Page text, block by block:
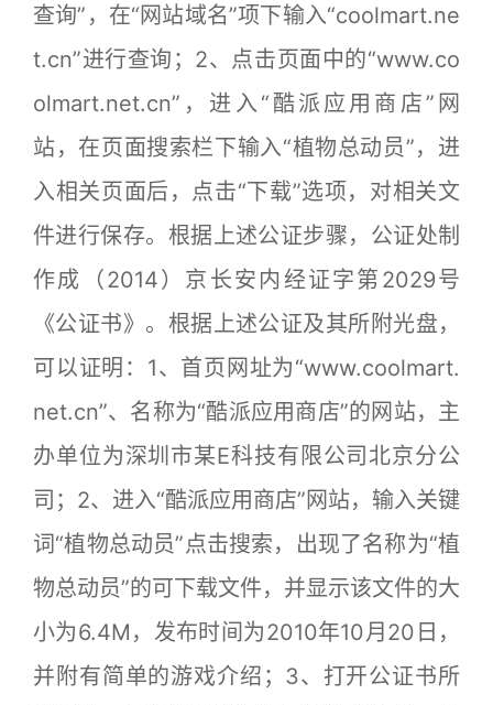
查询”，在“网站域名”项下输入“coolmart.ne
t.cn”进行查询；2、点击页面中的“www.co
olmart.net.cn”，进入“酷派应用商店”网
站，在页面搜索栏下输入“植物总动员”，进
入相关页面后，点击“下载”选项，对相关文
件进行保存。根据上述公证步骤，公证处制
作成（2014）京长安内经证字第2029号
《公证书》。根据上述公证及其所附光盘，
可以证明：1、首页网址为“www.coolmart.
net.cn”、名称为“酷派应用商店”的网站，主
办单位为深圳市某E科技有限公司北京分公
司；2、进入“酷派应用商店”网站，输入关键
词“植物总动员”点击搜索，出现了名称为“植
物总动员”的可下载文件，并显示该文件的大
小为6.4M，发布时间为2010年10月20日，
并附有简单的游戏介绍；3、打开公证书所